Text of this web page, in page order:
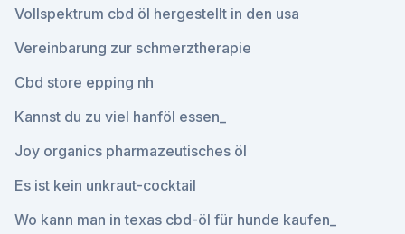
Vollspektrum cbd öl hergestellt in den usa
Vereinbarung zur schmerztherapie
Cbd store epping nh
Kannst du zu viel hanföl essen_
Joy organics pharmazeutisches öl
Es ist kein unkraut-cocktail
Wo kann man in texas cbd-öl für hunde kaufen_